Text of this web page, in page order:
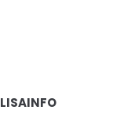
LISAINFO